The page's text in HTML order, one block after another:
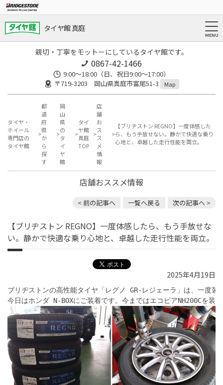
タイヤ館 真庭
親切・丁寧をモットーにしているタイヤ館です。
0867-42-1466
9:00～18:00（日、祝日9:00～17:00）
〒719-3203 岡山県真庭市富尾51-3
Map
タイヤ・
ホイール
専門店の
タイヤ館
都
道
府
県
か
ら
探
す
岡
山
県
の
タ
イ
ヤ
館
タイ
ヤ館
真庭
TOP
店
舗
お
ス
ス
メ
情
報
【ブリヂストン REGNO】一度体感した
ら、もう手放せない。静かで快適な乗り
心地と、卓越した走行性能を両立。
店舗おススメ情報
< 前の記事へ 一覧へ戻る 次の記事へ >
【ブリヂストン REGNO】一度体感したら、もう手放せな
い。静かで快適な乗り心地と、卓越した走行性能を両立。
2025年4月19日
ブリヂストンの高性能タイヤ「レグノ GR-レジェーラ」は、一度
今日はホンダ N-BOXにご装着です。今まではエコピアNH200Cを